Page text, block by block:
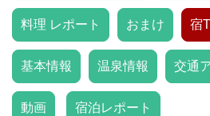
料理 レポート おまけ 宿
基本情報 温泉情報 交通
動画 宿泊レポート